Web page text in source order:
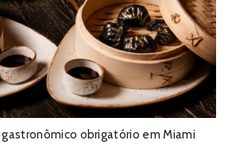
obrigatório em Miami